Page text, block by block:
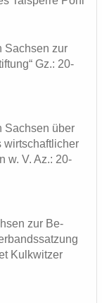
Sach­sen zur
Gz.: 20-
Sach­sen über
wirt­schaft­li­cher
w. V. Az.: 20-
zur Be­
Kulk­wit­zer